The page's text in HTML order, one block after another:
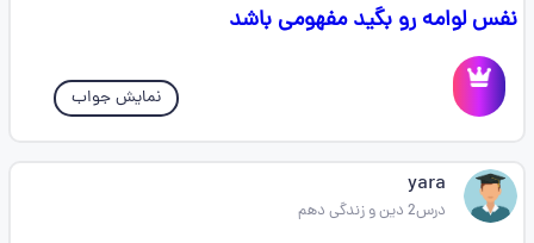
نفس لوامه رو بگید مفهومی باشد
نمایش جواب
yara
درس2 دین و زندگی دهم